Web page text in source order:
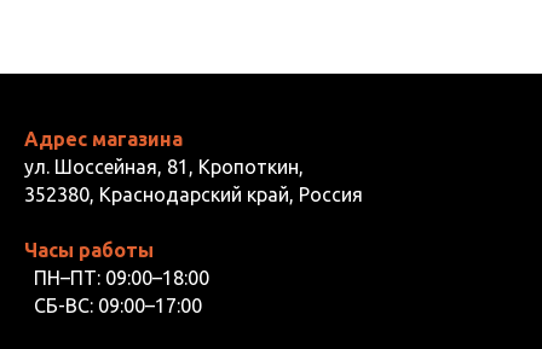
Адрес магазина
ул. Шоссейная, 81, Кропоткин,
352380, Краснодарский край, Россия
Часы работы
ПН–ПТ: 09:00–18:00
СБ-ВС: 09:00–17:00